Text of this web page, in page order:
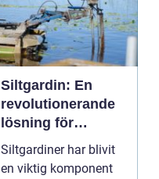
Siltgardin: En
revolutionerande
lösning för
vattenmiljöer
Siltgardiner har blivit
en viktig komponent